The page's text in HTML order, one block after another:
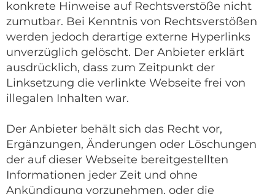
konkrete Hinweise auf Rechtsverstöße nicht
zumutbar. Bei Kenntnis von Rechtsverstößen
werden jedoch derartige externe Hyperlinks
unverzüglich gelöscht. Der Anbieter erklärt
ausdrücklich, dass zum Zeitpunkt der
Linksetzung die verlinkte Webseite frei von
illegalen Inhalten war.
Der Anbieter behält sich das Recht vor,
Ergänzungen, Änderungen oder Löschungen
der auf dieser Webseite bereitgestellten
Informationen jeder Zeit und ohne
Ankündigung vorzunehmen, oder die